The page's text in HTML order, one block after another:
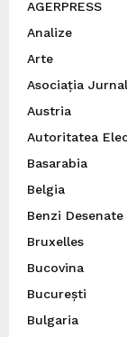
AGERPRESS
Analize
Arte
Asociația
Austria
Autoritatea
Basarabia
Belgia
Benzi Desenate
Bruxelles
Bucovina
București
Bulgaria